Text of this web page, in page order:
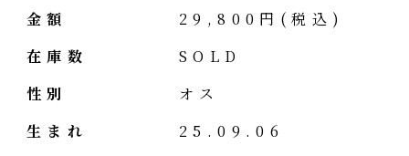
金額
29,800円(税込)
在庫数
SOLD
性別
オス
生まれ
25.09.06